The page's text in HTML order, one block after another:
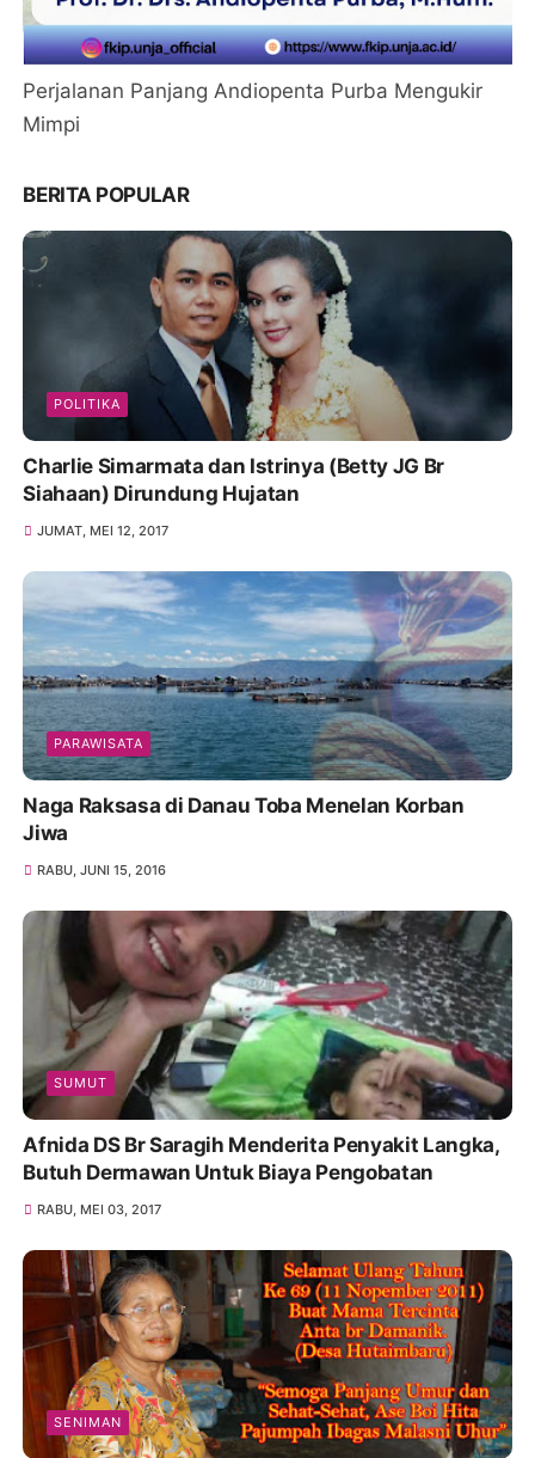
Perjalanan Panjang Andiopenta Purba Mengukir
Mimpi
BERITA POPULAR
POLITIKA
Charlie Simarmata dan Istrinya (Betty JG Br
Siahaan) Dirundung Hujatan
JUMAT, MEI 12, 2017
PARAWISATA
Naga Raksasa di Danau Toba Menelan Korban
Jiwa
RABU, JUNI 15, 2016
SUMUT
Afnida DS Br Saragih Menderita Penyakit Langka,
Butuh Dermawan Untuk Biaya Pengobatan
RABU, MEI 03, 2017
SENIMAN